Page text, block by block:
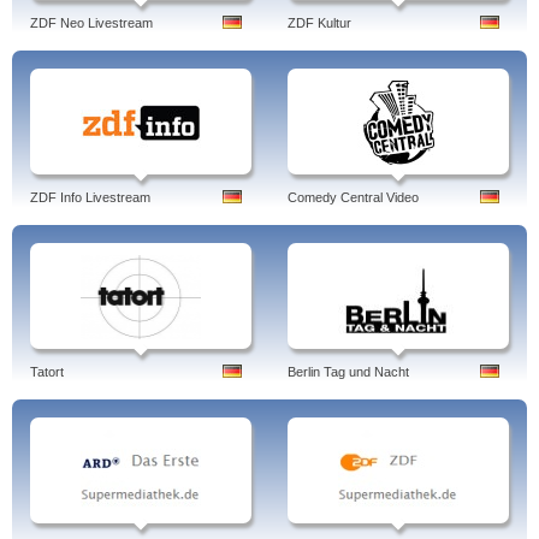
ZDF Neo Livestream ZDF Kultur
ZDF Info Livestream Comedy Central Video
Tatort Berlin Tag und Nacht